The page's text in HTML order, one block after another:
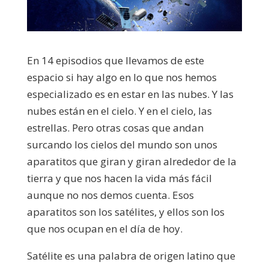
En 14 episodios que llevamos de este
espacio si hay algo en lo que nos hemos
especializado es en estar en las nubes. Y las
nubes están en el cielo. Y en el cielo, las
estrellas. Pero otras cosas que andan
surcando los cielos del mundo son unos
aparatitos que giran y giran alrededor de la
tierra y que nos hacen la vida más fácil
aunque no nos demos cuenta. Esos
aparatitos son los satélites, y ellos son los
que nos ocupan en el día de hoy.
Satélite es una palabra de origen latino que